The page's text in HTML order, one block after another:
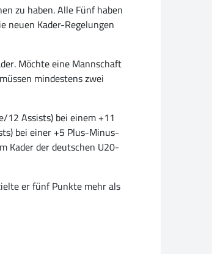
zu haben. Alle Fünf haben
neuen Kader-Regelungen
Möchte eine Mannschaft
mindestens zwei
12 Assists) bei einem +11
bei einer +5 Plus-Minus-
Kader der deutschen U20-
er fünf Punkte mehr als